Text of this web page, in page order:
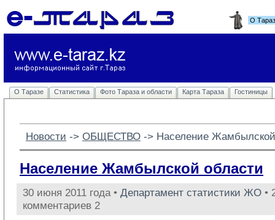
О
О Таразе Статистика Фото Тараза и области Карта Тараза Гостиницы
Новости -> ОБЩЕСТВО -> Население
Население Жамбылской области
30 июня 2011 года • Департамент статистики ЖО •
комментариев 2